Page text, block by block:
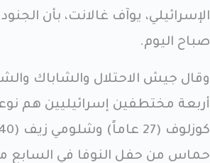
الإسرائيلي، يوآف غالانت، بأن
صباح اليوم.
وقال جيش الاحتلال والشاباك
حماس من حفل النوفا في السابع